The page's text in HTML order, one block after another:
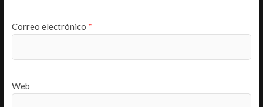
Correo electrónico *
Web